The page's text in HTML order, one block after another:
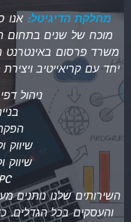
מחלקת הדיגיטל: אנו
מוכח של שנים בתחום
משרד פרסום
יחד עם קריאייטיב
ניהול
שיווק
שיווק
השירותים שלנו נותנים
והעסקים בכל הגדלים.